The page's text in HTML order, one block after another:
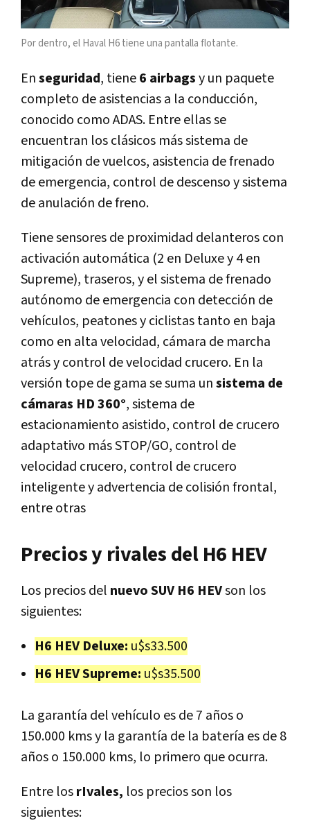
Por dentro, el Haval H6 tiene una pantalla flotante.
Enseguridad, tiene6 airbagsy un paquete
completo de asistencias a la conducción,
conocido como ADAS. Entre ellas se
encuentran los clásicos más sistema de
mitigación de vuelcos, asistencia de frenado
de emergencia, control de descenso y sistema
de anulación de freno.
Tiene sensores de proximidad delanteros con
activación automática (2 en Deluxe y 4 en
Supreme), traseros, y el sistema de frenado
autónomo de emergencia con detección de
vehículos, peatones y ciclistas tanto en baja
como en alta velocidad, cámara de marcha
atrás y control de velocidad crucero. En la
versión tope de gama se suma unsistema de
cámaras HD 360°, sistema de
estacionamiento asistido, control de crucero
adaptativo más STOP/GO, control de
velocidad crucero, control de crucero
inteligente y advertencia de colisión frontal,
entre otras
Precios y rivales del H6 HEV
Los precios del nuevo SUV H6 HEVson los
siguientes:
H6 HEV Deluxe: u$s33.500
H6 HEV Supreme: u$s35.500
La garantía del vehículo es de 7 años o
150.000 kms y la garantía de la batería es de 8
años o 150.000 kms, lo primero que ocurra.
Entre losrIvales, los precios son los
siguientes: